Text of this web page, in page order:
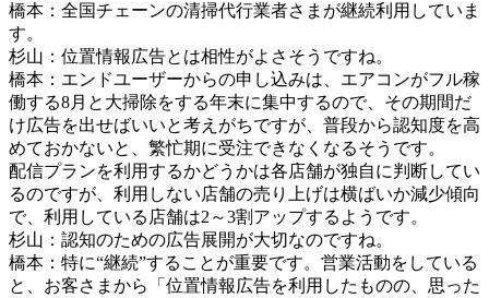
橋本：全国チェーンの清掃代行業者さまが継続利用していま
す。
杉山：位置情報広告とは相性がよさそうですね。
橋本：エンドユーザーからの申し込みは、エアコンがフル稼
働する8月と大掃除をする年末に集中するので、その期間だ
け広告を出せばいいと考えがちですが、普段から認知度を高
めておかないと、繁忙期に受注できなくなるそうです。
配信プランを利用するかどうかは各店舗が独自に判断してい
るのですが、利用しない店舗の売り上げは横ばいか減少傾向
で、利用している店舗は2～3割アップするようです。
杉山：認知のための広告展開が大切なのですね。
橋本：特に“継続”することが重要です。営業活動をしている
と、お客さまから「位置情報広告を利用したものの、思った